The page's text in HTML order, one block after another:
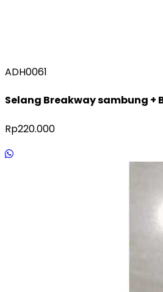
ADH0061
Selang Breakway sambung +
Rp220.000